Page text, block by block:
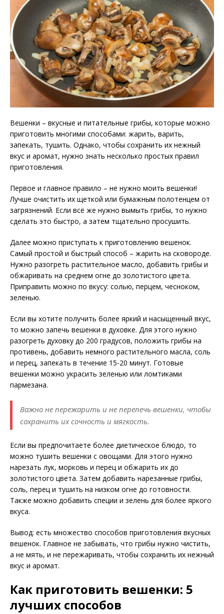
Вешенки – вкусные и питательные грибы, которые можно
приготовить многими способами: жарить, варить,
запекать, тушить. Однако, чтобы сохранить их нежный
вкус и аромат, нужно знать несколько простых правил
приготовления.
Первое и главное правило – не нужно моить вешенки!
Лучше очистить их щеткой или бумажным полотенцем от
загрязнений. Если всё же нужно вымыть грибы, то нужно
сделать это быстро, а затем тщательно просушить.
Далее можно приступать к приготовлению вешенок.
Самый простой и быстрый способ – жарить на сковороде.
Нужно разогреть растительное масло, добавить грибы и
обжаривать на среднем огне до золотистого цвета.
Приправить можно по вкусу: солью, перцем, чесноком,
зеленью.
Если вы хотите получить более яркий и насыщенный вкус,
то можно запечь вешенки в духовке. Для этого нужно
разогреть духовку до 200 градусов, положить грибы на
противень, добавить немного растительного масла, соль
и перец, запекать в течение 15-20 минут. Готовые
вешенки можно украсить зеленью или ломтиками
пармезана.
Важно не пережарить и не перепечь вешенки, чтобы
сохранить их сочность и мягкость.
Если вы предпочитаете более диетическое блюдо, то
можно тушить вешенки с овощами. Для этого нужно
нарезать лук, морковь и перец и обжарить их до
золотистого цвета. Затем добавить нарезанные грибы,
соль, перец и тушить на низком огне до готовности.
Также можно добавить специи и зелень для более яркого
вкуса.
Вывод: есть множество способов приготовления вкусных
вешенок. Главное не забывать, что грибы нужно чистить,
а не мять, и не пережаривать, чтобы сохранить их нежный
вкус и аромат.
Как приготовить вешенки: 5
лучших способов